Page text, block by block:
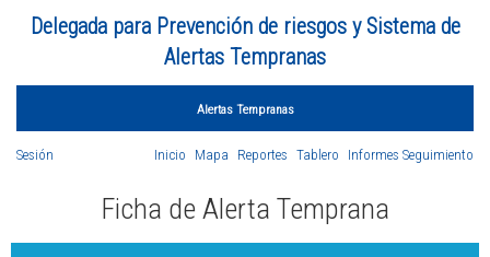
Delegada para Prevención de riesgos y Sistema de
Alertas Tempranas
Alertas Tempranas
Inicio Mapa Reportes Tablero Informes Seguimiento
Sesión
Ficha de Alerta Temprana